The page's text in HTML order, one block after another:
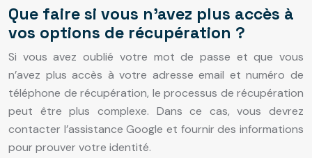
Que faire si vous n’avez plus accès à
vos options de récupération ?
Si vous avez oublié votre mot de passe et que vous
n’avez plus accès à votre adresse email et numéro de
téléphone de récupération, le processus de récupération
peut être plus complexe. Dans ce cas, vous devrez
contacter l’assistance Google et fournir des informations
pour prouver votre identité.